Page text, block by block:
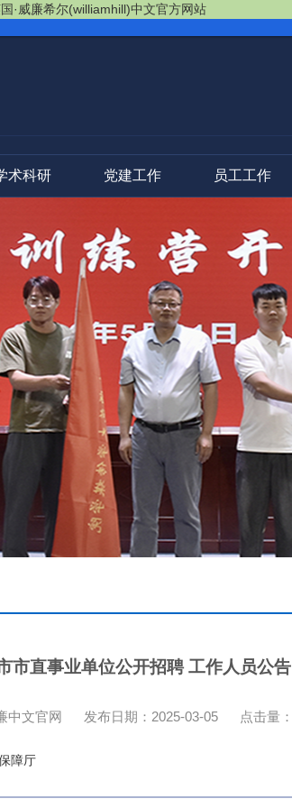
·威廉希尔(williamhill)中文官方网站
术科研 党建工作 员工工作
市直事业单位公开招聘 工作人员公告
中文官网 发布日期：2025-03-05 点击量：
障厅